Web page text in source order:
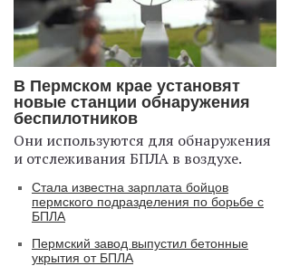
В Пермском крае установят
новые станции обнаружения
беспилотников
Они используются для обнаружения
и отслеживания БПЛА в воздухе.
Стала известна зарплата бойцов
пермского подразделения по борьбе с
БПЛА
Пермский завод выпустил бетонные
укрытия от БПЛА